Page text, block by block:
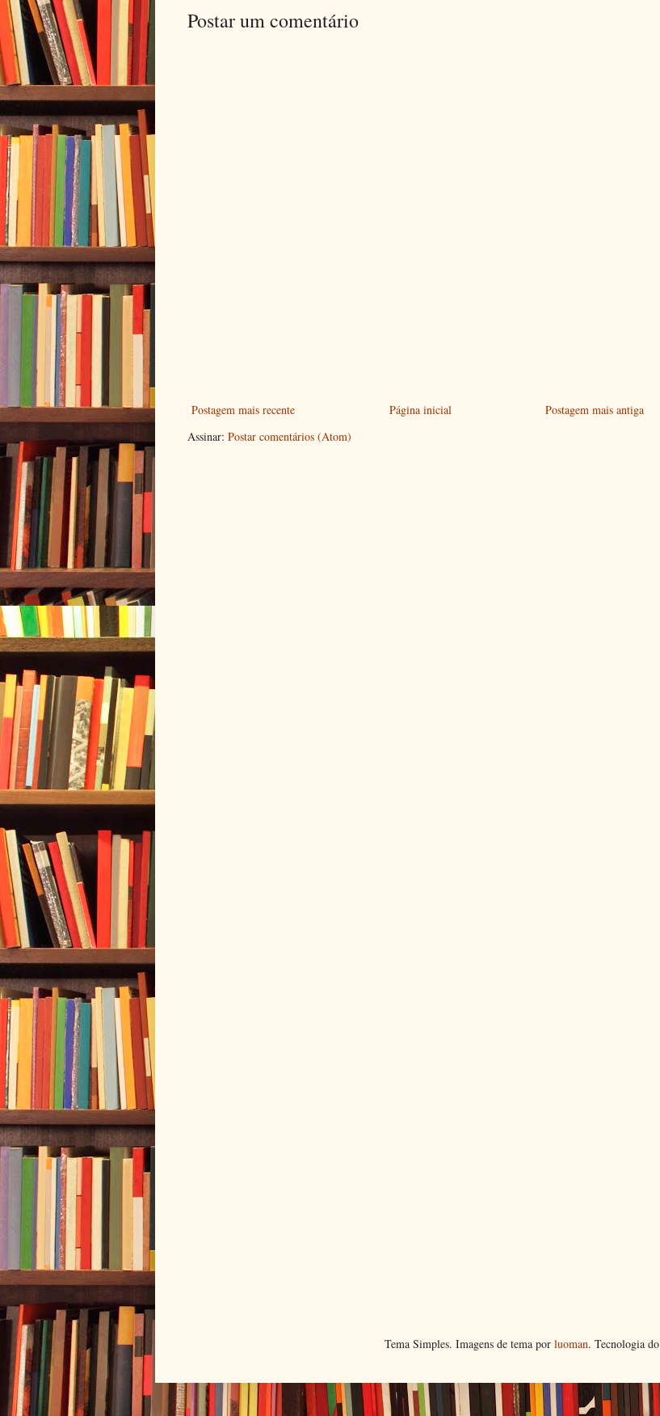
Postar um comentário
Postagem mais recente Postagem mais antiga
Página inicial
Assinar: Postar comentários (Atom)
Tema Simples. Imagens de tema por luoman. Tecnologia do